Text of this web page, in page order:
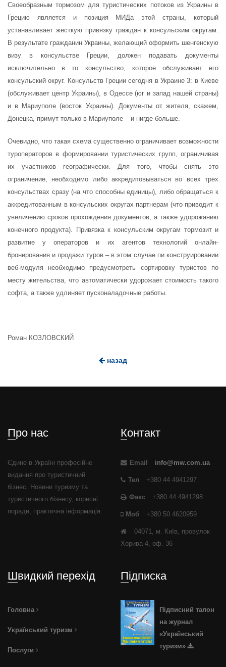
Своеобразным тормозом для туристических потоков из Украины в
Грецию является и позиция МИДа этой страны, который
устанавливает жесткую привязку граждан к консульским округам.
В результате гражданин Украины, желающий оформить шенгенскую
визу в консульстве Греции, должен подавать документы
исключительно в то консульство, которое обслуживает его
консульский округ. Консульств Греции сегодня в Украине 3: в Киеве
(обслуживает центр Украины), в Одессе (юг и запад нашей страны)
и в Мариуполе (восток Украины). Документы от жителя, скажем,
Донецка, примут только в Мариуполе – и нигде больше.
Очевидно, что такая схема существенно ограничивает возможности
туроператоров в формировании туристических групп, ограничивая
их участников географически. Для того, чтобы снять это
ограничение, необходимо либо аккредитовываться во всех трех
консульствах сразу (на что способны единицы), либо обращаться к
аккредитованным в консульских округах партнерам (что приводит к
увеличению сроков прохождения документов, а также удорожанию
конечного продукта). Привязка к консульским округам тормозит и
развитие у операторов и их агентов технологий онлайн-
бронирования и продажи туров – в этом случае пи конструировании
веб-модуля необходимо предусмотреть сортировку туристов по
месту жительства, что автоматически удорожает стоимость такого
софта, а также удлиняет пусконаладочные работы.
Роман КОЗЛОВСКИЙ
назад
Про нас
Єдине в Україні професійне
видання про туристичний
бізнес. Новини туризму та
туристичного бізнесу, корисні
поради, практична інформація.
Контакт
Email info@mw.com.ua
Тел +380 44 4941297
Факс +380 44 4941298
Моб +380 50 4620959
04071, м. Київ, провулок
Хорива 4, оф. 36
Швидкий перехід
Головна
Український туризм
Послуги
Підписка
Підписний талон
на журнал
«Український
туризм»